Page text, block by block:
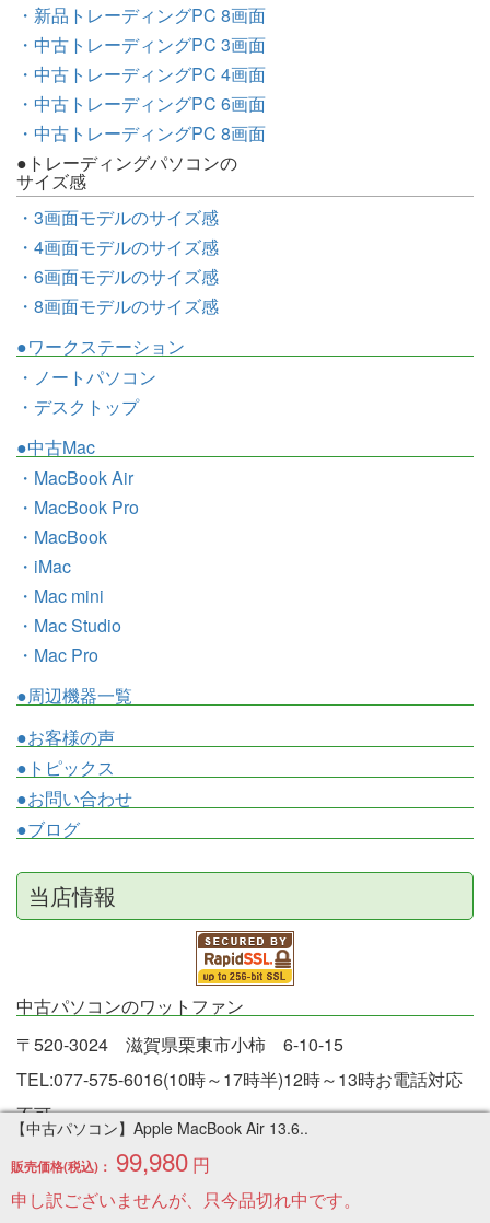
【中古パソコン】Apple MacBook Air 13.6..
販売価格(税込)： 99,980 円
申し訳ございませんが、只今品切れ中です。
・新品トレーディングPC 8画面
・中古トレーディングPC 3画面
・中古トレーディングPC 4画面
・中古トレーディングPC 6画面
・中古トレーディングPC 8画面
●トレーディングパソコンの
サイズ感
・3画面モデルのサイズ感
・4画面モデルのサイズ感
・6画面モデルのサイズ感
・8画面モデルのサイズ感
●ワークステーション
・ノートパソコン
・デスクトップ
●中古Mac
・MacBook Air
・MacBook Pro
・MacBook
・iMac
・Mac mini
・Mac Studio
・Mac Pro
●周辺機器一覧
●お客様の声
●トピックス
●お問い合わせ
●ブログ
当店情報
中古パソコンのワットファン
〒520-3024 滋賀県栗東市小柿 6-10-15
TEL:077-575-6016(10時～17時半)12時～13時お電話対応
不可
FAX:077-532-0092
日曜日は定休です。